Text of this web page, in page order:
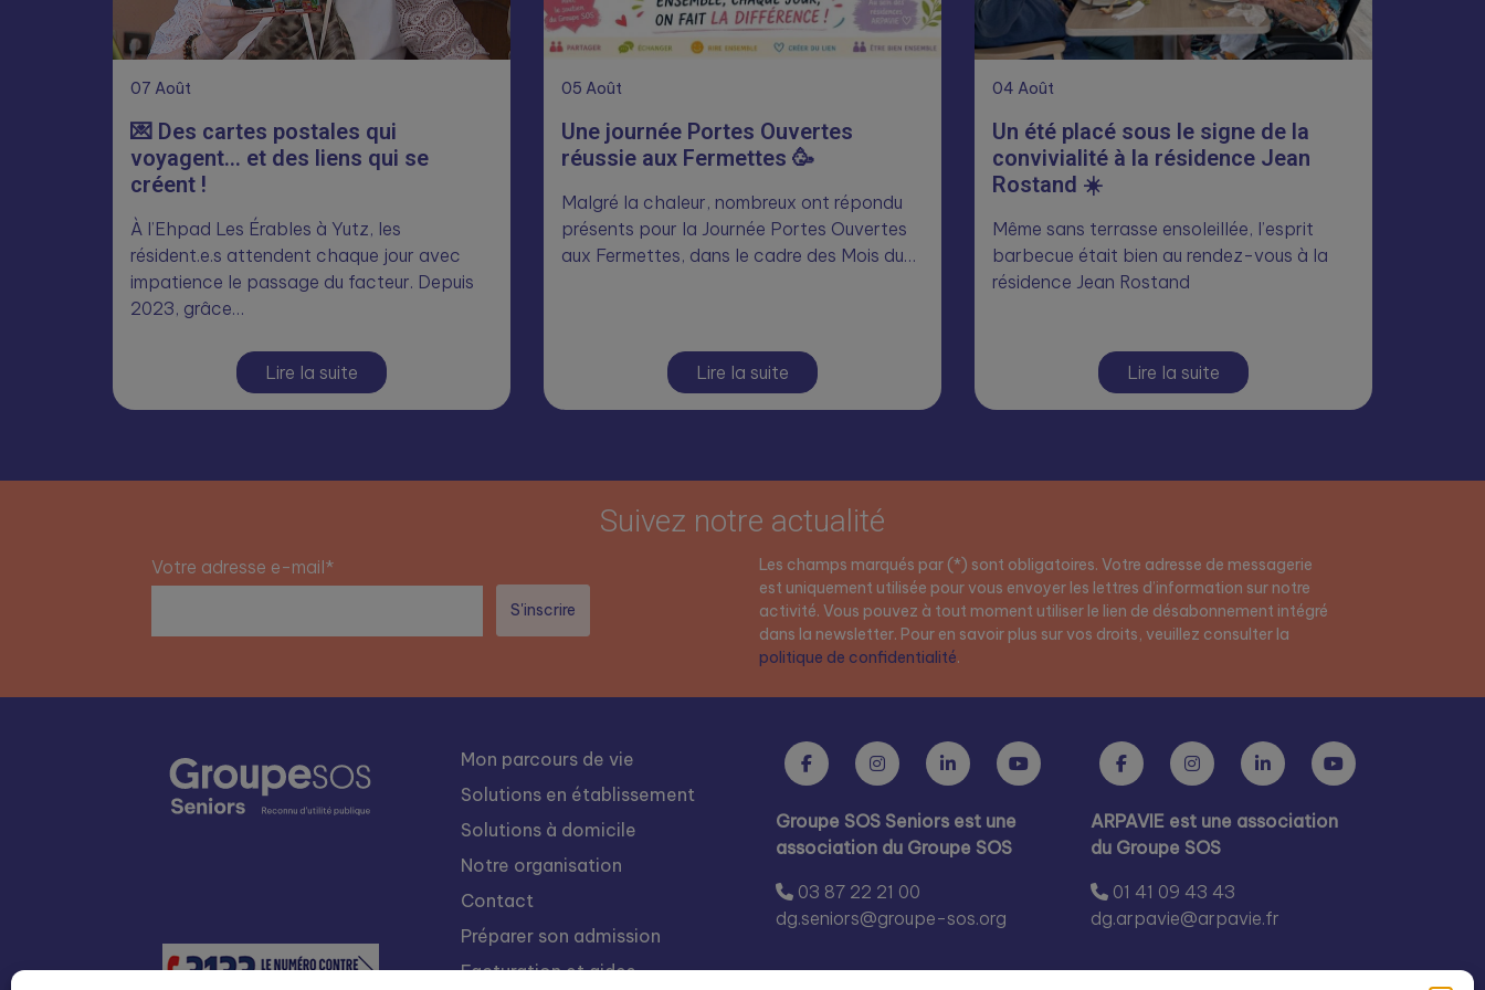
07 Août
💌 Des cartes postales qui
voyagent… et des liens qui se
créent !
À l’Ehpad Les Érables à Yutz, les
résident.e.s attendent chaque jour avec
impatience le passage du facteur. Depuis
2023, grâce…
Lire la suite
05 Août
Une journée Portes Ouvertes
réussie aux Fermettes 🥳
Malgré la chaleur, nombreux ont répondu
présents pour la Journée Portes Ouvertes
aux Fermettes, dans le cadre des Mois du…
Lire la suite
04 Août
Un été placé sous le signe de la
convivialité à la résidence Jean
Rostand ☀️
Même sans terrasse ensoleillée, l’esprit
barbecue était bien au rendez-vous à la
résidence Jean Rostand
Lire la suite
Suivez notre actualité
Votre adresse e-mail*
Les champs marqués par (*) sont obligatoires. Votre adresse de messagerie
est uniquement utilisée pour vous envoyer les lettres d’information sur notre
activité. Vous pouvez à tout moment utiliser le lien de désabonnement intégré
dans la newsletter. Pour en savoir plus sur vos droits, veuillez consulter la
politique de confidentialité.
Mon parcours de vie
Solutions en établissement
Solutions à domicile
Notre organisation
Contact
Préparer son admission
Facturation et aides
Groupe SOS Seniors est une
association du Groupe SOS
03 87 22 21 00
dg.seniors@groupe-sos.org
ARPAVIE est une association
du Groupe SOS
01 41 09 43 43
dg.arpavie@arpavie.fr